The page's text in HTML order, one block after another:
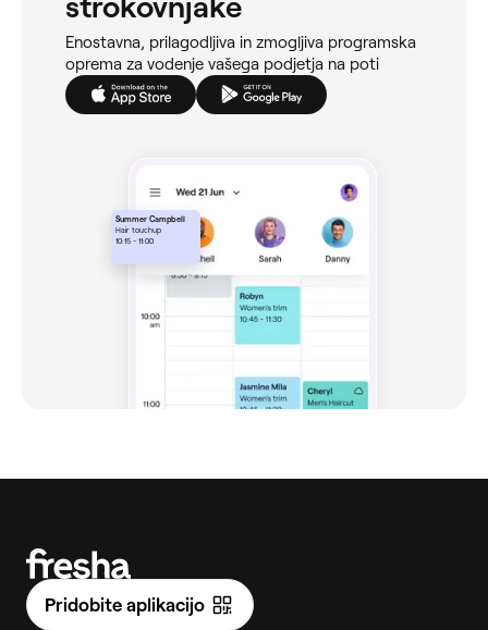
strokovnjake
Enostavna, prilagodljiva in zmogljiva programska
oprema za vodenje vašega podjetja na poti
Summer Campbell
Hair touchup
10:15 - 11:00
Pridobite aplikacijo